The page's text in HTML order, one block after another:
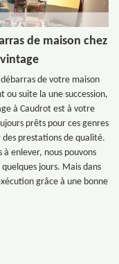
de maison chez
de votre maison
suite la une succession,
à Caudrot est à votre
prêts pour ces genres
prestations de qualité.
enlever, nous pouvons
jours. Mais dans
grâce à une bonne